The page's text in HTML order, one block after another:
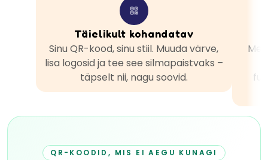
Täielikult kohandatav
Sinu QR-kood, sinu stiil. Muuda värve,
lisa logosid ja tee see silmapaistvaks –
täpselt nii, nagu soovid.
QR-KOODID, MIS EI AEGU KUNAGI